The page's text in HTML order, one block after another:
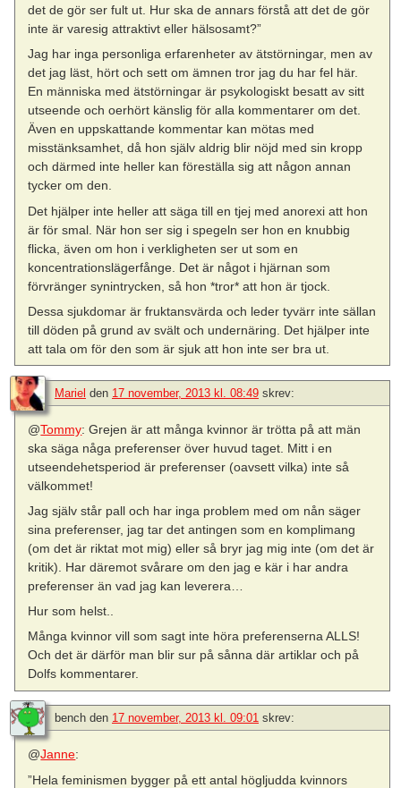
det de gör ser fult ut. Hur ska de annars förstå att det de gör
inte är varesig attraktivt eller hälsosamt?”
Jag har inga personliga erfarenheter av ätstörningar, men av
det jag läst, hört och sett om ämnen tror jag du har fel här.
En människa med ätstörningar är psykologiskt besatt av sitt
utseende och oerhört känslig för alla kommentarer om det.
Även en uppskattande kommentar kan mötas med
misstänksamhet, då hon själv aldrig blir nöjd med sin kropp
och därmed inte heller kan föreställa sig att någon annan
tycker om den.
Det hjälper inte heller att säga till en tjej med anorexi att hon
är för smal. När hon ser sig i spegeln ser hon en knubbig
flicka, även om hon i verkligheten ser ut som en
koncentrationslägerfånge. Det är något i hjärnan som
förvränger synintrycken, så hon *tror* att hon är tjock.
Dessa sjukdomar är fruktansvärda och leder tyvärr inte sällan
till döden på grund av svält och undernäring. Det hjälper inte
att tala om för den som är sjuk att hon inte ser bra ut.
Mariel den 17 november, 2013 kl. 08:49 skrev:
@Tommy: Grejen är att många kvinnor är trötta på att män
ska säga någa preferenser över huvud taget. Mitt i en
utseendehetsperiod är preferenser (oavsett vilka) inte så
välkommet!
Jag själv står pall och har inga problem med om nån säger
sina preferenser, jag tar det antingen som en komplimang
(om det är riktat mot mig) eller så bryr jag mig inte (om det är
kritik). Har däremot svårare om den jag e kär i har andra
preferenser än vad jag kan leverera…
Hur som helst..
Många kvinnor vill som sagt inte höra preferenserna ALLS!
Och det är därför man blir sur på sånna där artiklar och på
Dolfs kommentarer.
bench den 17 november, 2013 kl. 09:01 skrev:
@Janne:
”Hela feminismen bygger på ett antal högljudda kvinnors